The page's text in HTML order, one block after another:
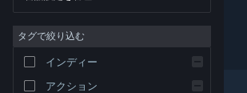
英語
スペイン語 - スペイン
スペイン語－ラテンアメリカ
ギリシャ語
タグで絞り込む
インディー
アクション